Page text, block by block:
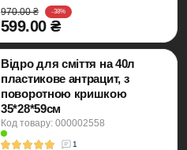
970.00 ₴ -38%
599.00 ₴
Відро для сміття на 40л
пластикове антрацит, з
поворотною кришкою
35*28*59см
Код товару: 000002558
1